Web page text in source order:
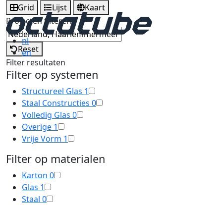
nl
en
Grid Lijst
Kaart
Projecten filteren
Reset
Filter resultaten
Filter op systemen
Structureel Glas 1
Staal Constructies 0
Volledig Glas 0
Overige 1
Vrije Vorm 1
Filter op materialen
Karton 0
Glas 1
Staal 0